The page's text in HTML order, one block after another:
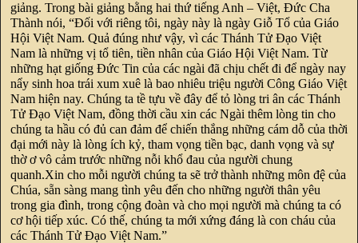
giảng. Trong bài giảng bằng hai thứ tiếng Anh – Việt, Đức Cha
Thành nói, “Đối với riêng tôi, ngày này là ngày Giỗ Tổ của Giáo
Hội Việt Nam. Quả đúng như vậy, vì các Thánh Tử Đạo Việt
Nam là những vị tổ tiên, tiền nhân của Giáo Hội Việt Nam. Từ
những hạt giống Đức Tin của các ngài đã chịu chết đi để ngày nay
nẩy sinh hoa trái xum xuê là bao nhiêu triệu người Công Giáo Việt
Nam hiện nay. Chúng ta tề tựu về đây để tỏ lòng tri ân các Thánh
Tử Đạo Việt Nam, đồng thời cầu xin các Ngài thêm lòng tin cho
chúng ta hầu có đủ can đảm để chiến thắng những cám dỗ của thời
đại mới này là lòng ích kỷ, tham vọng tiền bạc, danh vọng và sự
thờ ơ vô cảm trước những nỗi khổ đau của người chung
quanh.Xin cho mỗi người chúng ta sẽ trở thành những môn đệ của
Chúa, sẵn sàng mang tình yêu đến cho những người thân yêu
trong gia đình, trong cộng đoàn và cho mọi người mà chúng ta có
cơ hội tiếp xúc. Có thế, chúng ta mới xứng đáng là con cháu của
các Thánh Tử Đạo Việt Nam.”